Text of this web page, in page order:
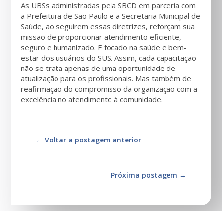
As UBSs administradas pela SBCD em parceria com
a Prefeitura de São Paulo e a Secretaria Municipal de
Saúde, ao seguirem essas diretrizes, reforçam sua
missão de proporcionar atendimento eficiente,
seguro e humanizado. E focado na saúde e bem-
estar dos usuários do SUS. Assim, cada capacitação
não se trata apenas de uma oportunidade de
atualização para os profissionais. Mas também de
reafirmação do compromisso da organização com a
excelência no atendimento à comunidade.
←Voltar a postagem anterior
Próxima postagem →